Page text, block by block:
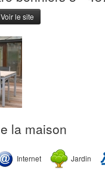
Voir le site
la maison
Internet Jardin